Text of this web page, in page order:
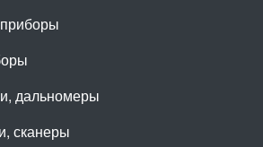
дальномеры
сканеры